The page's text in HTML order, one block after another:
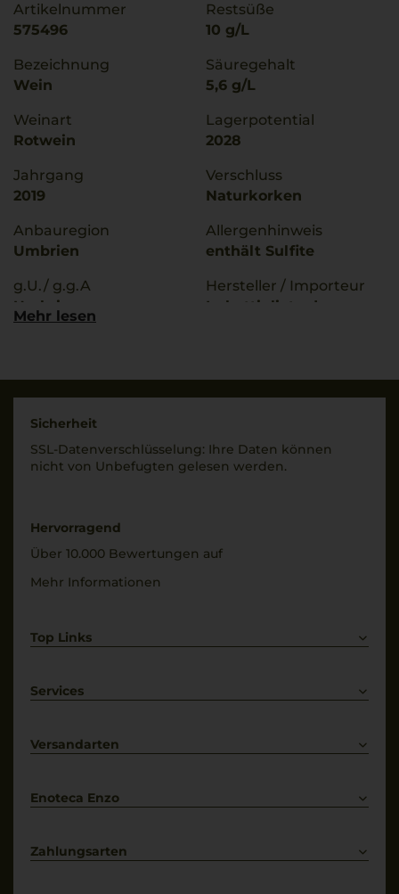
Artikelnummer
575496
Bezeichnung
Wein
Weinart
Rotwein
Jahrgang
2019
Anbauregion
Umbrien
g.U./ g.g.A
Umbria
Protetta
Rebsorten
50% Sagrantino
Alkoholgehalt
Restsüße
10 g/L
Säuregehalt
5,6 g/L
Lagerpotential
2028
Verschluss
Naturkorken
Allergenhinweis
enthält Sulfite
Hersteller / Importeur
Imbottigliato da:
Italien
trocken
Mehr lesen
Sicherheit
SSL-Daten­verschlüs­selung: Ihre Daten können
nicht von Unbe­fugten gelesen werden.
Hervorragend
Über 10.000 Bewertungen auf
Mehr Informationen
Top Links
Weißwein
Services
Kontakt
Versandarten
Enoteca Enzo
Bewertungs-Richtlinien
Zahlungsarten